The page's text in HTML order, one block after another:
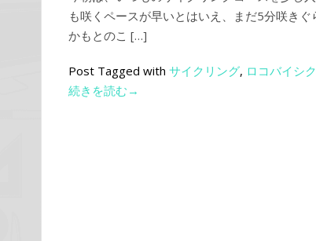
も咲くペースが早いとはいえ、まだ5分咲き
かもとのこ […]
Post Tagged with サイクリング, ロコバイシ
続きを読む→